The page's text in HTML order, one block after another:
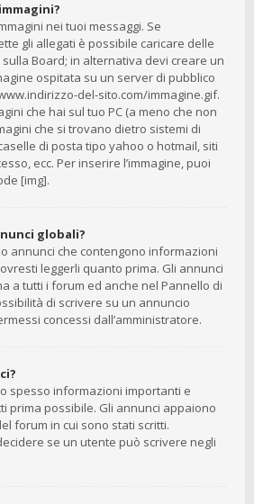
nei tuoi messaggi. Se
gli allegati è possibile caricare delle
Board; in alternativa devi creare un
ospitata su un server di pubblico
del-sito.com/immagine.gif.
che hai sul tuo PC (a meno che non
che si trovano dietro sistemi di
di posta tipo yahoo o hotmail, siti
ecc. Per inserire l’immagine, puoi
[img].
globali?
annunci che contengono informazioni
leggerli quanto prima. Gli annunci
a tutti i forum ed anche nel Pannello di
di scrivere su un annuncio
concessi dall’amministratore.
spesso informazioni importanti e
prima possibile. Gli annunci appaiono
forum in cui sono stati scritti.
se un utente può scrivere negli